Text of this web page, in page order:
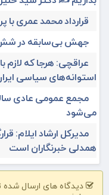
قرارداد محمد عمری
جهش بی‌سابقه در شش
عراقچی: هرجا که لازم
استوانه‌های سیاسی
می‌شود
مدیرکل ارشاد ایلام:
همدلی خبرنگاران است
دیدگاه های ارسال